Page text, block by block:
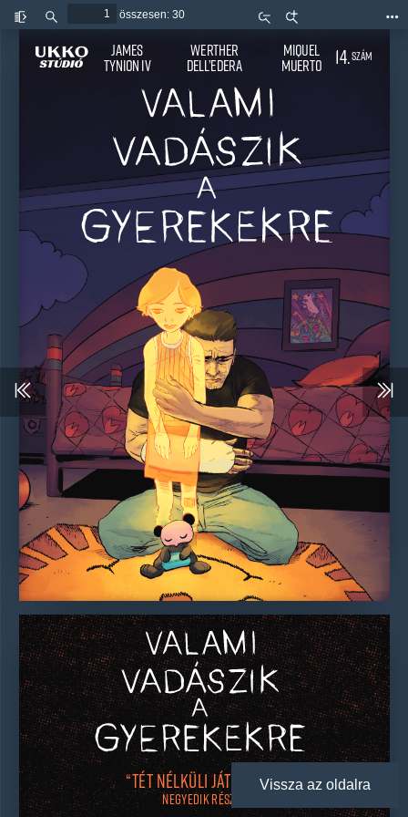
OldalsávKeresés
összesen: 30
KicsinyítésNagyítás
James
Tynion IV
Werther
Dell’Edera
Miquel
Muerto
14. SZÁM
“Tét nélküli játszma”
NEGYEDIK RÉSZ
Vissza az oldalra